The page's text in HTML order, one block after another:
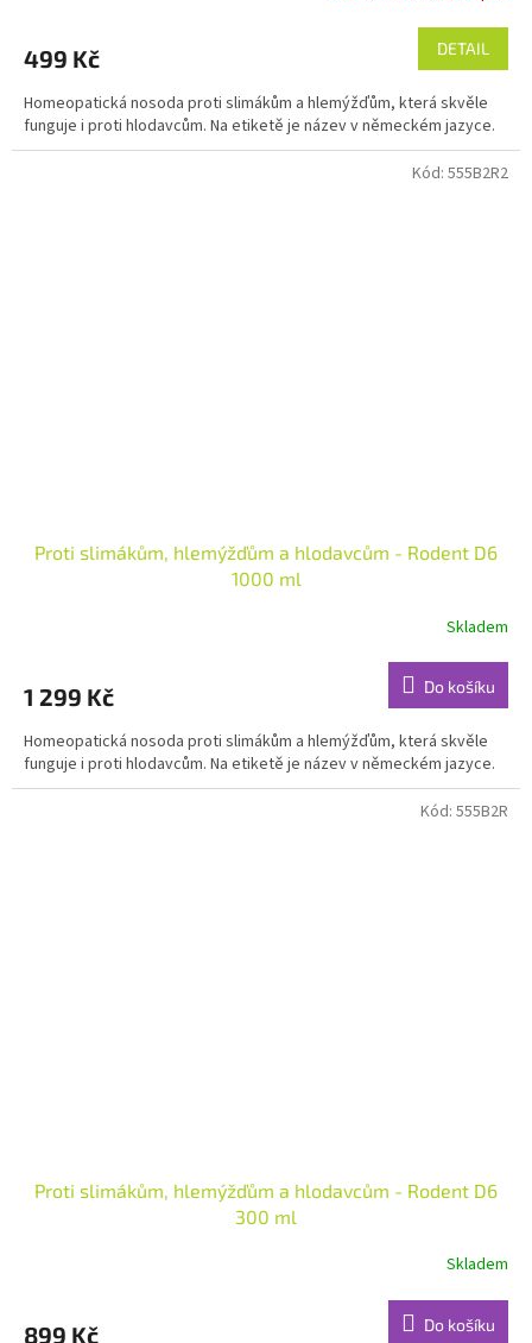
je
z
5
hvězdiček.
499 Kč DETAIL
Homeopatická nosoda proti slimákům a hlemýžďům, která skvěle
funguje i proti hlodavcům. Na etiketě je název v německém jazyce.
Proti slimákům, hlemýžďům a hlodavcům - Rodent D6
1000 ml
Skladem
1 299 Kč Do košíku
Homeopatická nosoda proti slimákům a hlemýžďům, která skvěle
funguje i proti hlodavcům. Na etiketě je název v německém jazyce.
Kód: 555B2R2
Proti slimákům, hlemýžďům a hlodavcům - Rodent D6
300 ml
Skladem
899 Kč Do košíku
Kód: 555B2R